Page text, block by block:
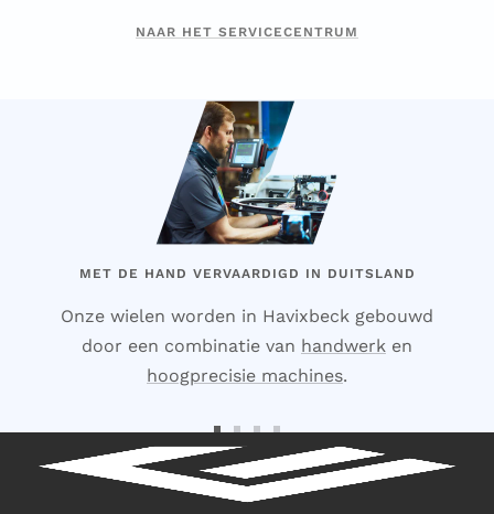
NAAR HET SERVICECENTRUM
MET DE HAND VERVAARDIGD IN DUITSLAND
Onze wielen worden in Havixbeck gebouwd
door een combinatie van handwerk en
hoogprecisie machines.
Ga
naar
dia
Ga
naar
dia
naar
dia
naar
dia